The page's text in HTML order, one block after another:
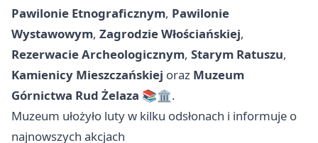
Pawilonie Etnograficznym, Pawilonie
Wystawowym, Zagrodzie Włościańskiej,
Rezerwacie Archeologicznym, Starym Ratuszu,
Kamienicy Mieszczańskiej oraz Muzeum
Górnictwa Rud Żelaza 📚🏛️.
Muzeum ułożyło luty w kilku odsłonach i informuje o
najnowszych akcjach